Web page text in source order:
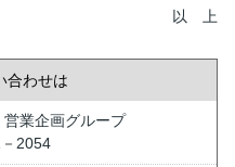
以 上
合わせは
業企画グループ
2054